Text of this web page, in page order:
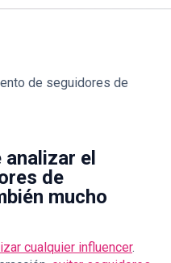
de seguidores de
el
de
mucho
cualquier influencer.